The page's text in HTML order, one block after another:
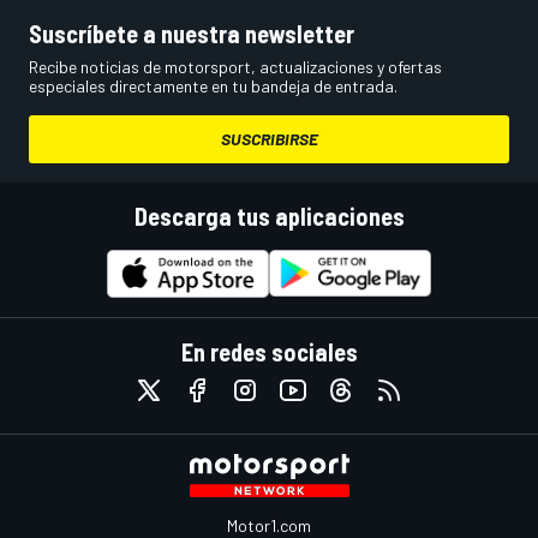
Suscríbete a nuestra newsletter
Recibe noticias de motorsport, actualizaciones y ofertas
especiales directamente en tu bandeja de entrada.
SUSCRIBIRSE
Descarga tus aplicaciones
En redes sociales
Motor1.com